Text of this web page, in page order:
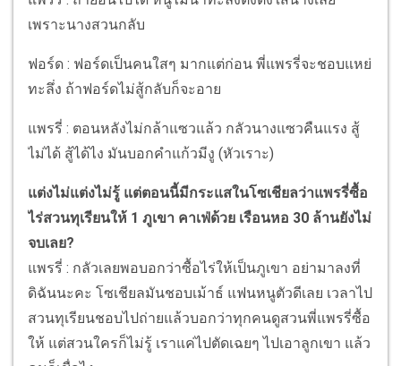
เพราะนางสวนกลับ
ฟอร์ด : ฟอร์ดเป็นคนใสๆ มากแต่ก่อน พี่แพรรี่จะชอบแหย่
ทะลึ่ง ถ้าฟอร์ดไม่สู้กลับก็จะอาย
แพรรี่ : ตอนหลังไม่กล้าแซวแล้ว กลัวนางแซวคืนแรง สู้
ไม่ได้ สู้ได้ไง มันบอกคำแก้วมีงู (หัวเราะ)
แต่งไม่แต่งไม่รู้ แต่ตอนนี้มีกระแสในโซเชียลว่าแพรรี่ซื้อ
ไร่สวนทุเรียนให้ 1 ภูเขา คาเฟ่ด้วย เรือนหอ 30 ล้านยังไม่
จบเลย?
แพรรี่ : กลัวเลยพอบอกว่าซื้อไร่ให้เป็นภูเขา อย่ามาลงที่
ดิฉันนะคะ โซเชียลมันชอบเม้าธ์ แฟนหนูตัวดีเลย เวลาไป
สวนทุเรียนชอบไปถ่ายแล้วบอกว่าทุกคนดูสวนพี่แพรรี่ซื้อ
ให้ แต่สวนใครก็ไม่รู้ เราแค่ไปตัดเฉยๆ ไปเอาลูกเขา แล้ว